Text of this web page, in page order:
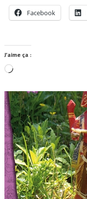
Facebook
J’aime ça :
Chargement…